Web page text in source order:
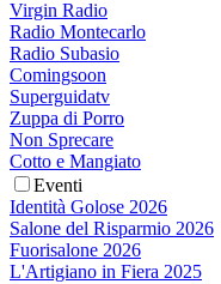
Virgin Radio
Radio Montecarlo
Radio Subasio
Comingsoon
Superguidatv
Zuppa di Porro
Non Sprecare
Cotto e Mangiato
Eventi
Identità Golose 2026
Salone del Risparmio 2026
Fuorisalone 2026
L'Artigiano in Fiera 2025